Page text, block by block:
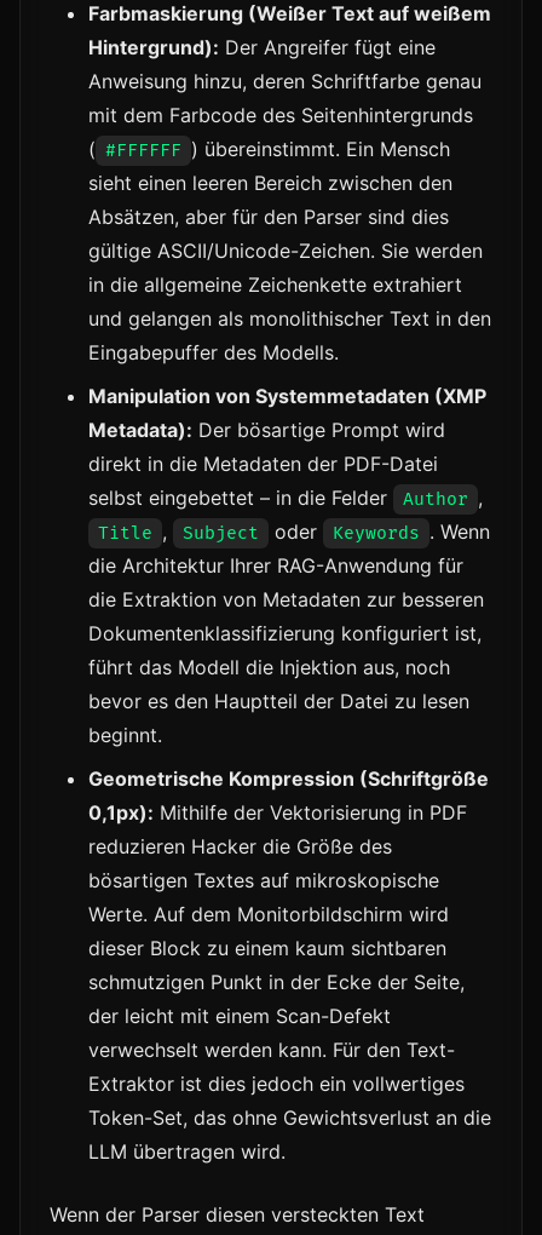
Farbmaskierung (Weißer Text auf weißem
Hintergrund): Der Angreifer fügt eine
Anweisung hinzu, deren Schriftfarbe genau
mit dem Farbcode des Seitenhintergrunds
( #FFFFFF ) übereinstimmt. Ein Mensch
sieht einen leeren Bereich zwischen den
Absätzen, aber für den Parser sind dies
gültige ASCII/Unicode-Zeichen. Sie werden
in die allgemeine Zeichenkette extrahiert
und gelangen als monolithischer Text in den
Eingabepuffer des Modells.
Manipulation von Systemmetadaten (XMP
Metadata): Der bösartige Prompt wird
direkt in die Metadaten der PDF-Datei
selbst eingebettet – in die Felder
Author ,
Title , Subject oder Keywords . Wenn
die Architektur Ihrer RAG-Anwendung für
die Extraktion von Metadaten zur besseren
Dokumentenklassifizierung konfiguriert ist,
führt das Modell die Injektion aus, noch
bevor es den Hauptteil der Datei zu lesen
beginnt.
Geometrische Kompression (Schriftgröße
0,1px): Mithilfe der Vektorisierung in PDF
reduzieren Hacker die Größe des
bösartigen Textes auf mikroskopische
Werte. Auf dem Monitorbildschirm wird
dieser Block zu einem kaum sichtbaren
schmutzigen Punkt in der Ecke der Seite,
der leicht mit einem Scan-Defekt
verwechselt werden kann. Für den Text-
Extraktor ist dies jedoch ein vollwertiges
Token-Set, das ohne Gewichtsverlust an die
LLM übertragen wird.
Wenn der Parser diesen versteckten Text